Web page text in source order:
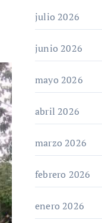
julio 2026
junio 2026
mayo 2026
abril 2026
marzo 2026
febrero 2026
enero 2026